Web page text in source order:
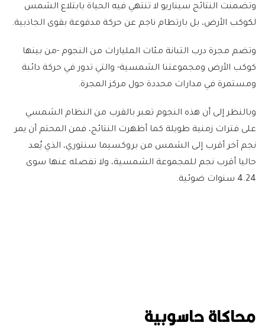
وتضمنت النتائج سيناريو لا تنتهي فيه الحياة بابتلاع الشمس
لكوكب الأرض، بل بارتطام ناجم عن حركة مدفوعة بقوى الجاذبية.
وتضم مجرة درب التبانة مئات المليارات من النجوم -من بينها
كوكب الأرض ومجموعتنا الشمسية- والتي تدور في حركة دائبة
ومستمرة في مدارات محددة حول مركز المجرة.
وبالنظر إلى أن هذه النجوم تعبر بالقرب من النظام الشمسي
على فترات زمنية طويلة كما أظهرت النتائج، فمن المحتم أن يمر
نجم آخر أقرب إلى الشمس من بروكسيما سنتوري، الذي يُعد
حاليا أقرب نجم للمجموعة الشمسية، ولا تفصله عنها سوى
4.24 سنوات ضوئية.
محاكاة حاسوبية